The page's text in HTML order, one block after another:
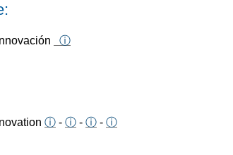
ⓘ
ⓘ - ⓘ - ⓘ - ⓘ